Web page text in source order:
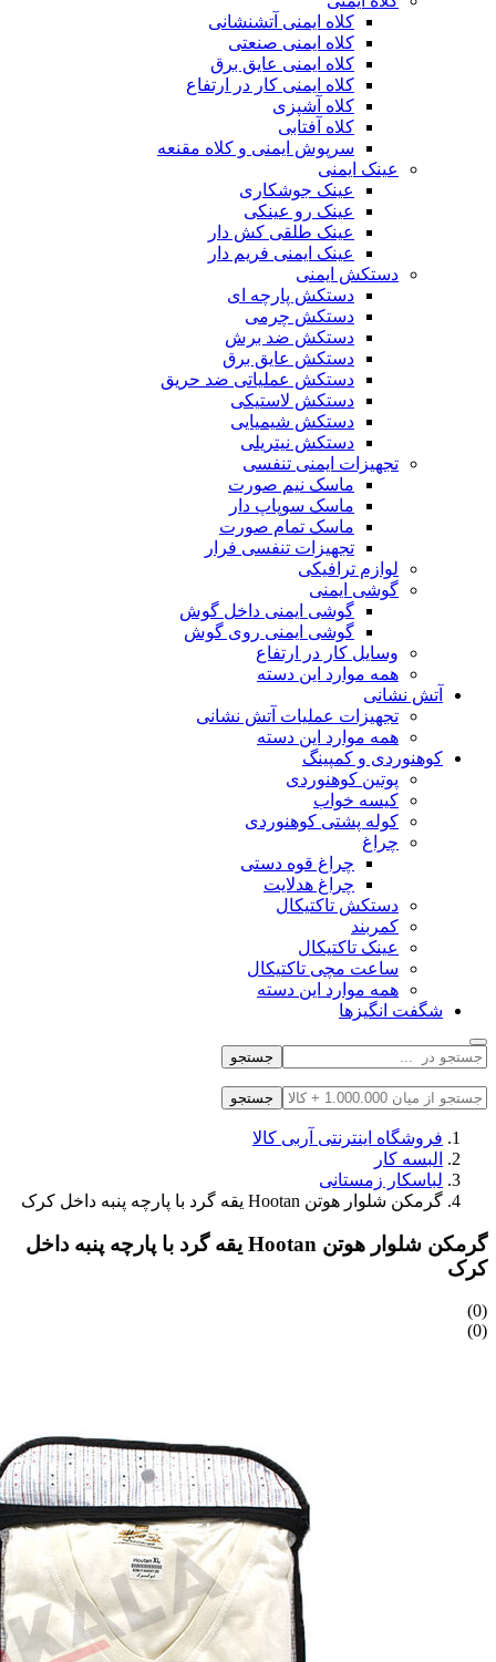
کلاه ایمنی آتشنشانی
کلاه ایمنی صنعتی
کلاه ایمنی عایق برق
کلاه ایمنی کار در ارتفاع
کلاه آشپزی
کلاه آفتابی
سرپوش ایمنی و کلاه مقنعه
عینک ایمنی
عینک جوشکاری
عینک رو عینکی
عینک طلقی کش دار
عینک ایمنی فریم دار
دستکش ایمنی
دستکش پارچه ای
دستکش چرمی
دستکش ضد برش
دستکش عایق برق
دستکش عملیاتی ضد حریق
دستکش لاستیکی
دستکش شیمیایی
دستکش نیتریلی
تجهیزات ایمنی تنفسی
ماسک نیم صورت
ماسک سوپاپ دار
ماسک تمام صورت
تجهیزات تنفسی فرار
لوازم ترافیکی
گوشی ایمنی
گوشی ایمنی داخل گوش
گوشی ایمنی روی گوش
وسایل کار در ارتفاع
همه موارد این دسته
آتش نشانی
تجهیزات عملیات آتش نشانی
همه موارد این دسته
کوهنوردی و کمپینگ
پوتین کوهنوردی
کیسه خواب
کوله پشتی کوهنوردی
چراغ
چراغ قوه دستی
چراغ هدلایت
دستکش تاکتیکال
کمربند
عینک تاکتیکال
ساعت مچی تاکتیکال
همه موارد این دسته
شگفت انگیزها
جستجو
جستجو
فروشگاه اینترنتی آربی کالا
البسه کار
لباسکار زمستانی
گرمکن شلوار هوتن Hootan یقه گرد با پارچه پنبه داخل کرک
گرمکن شلوار هوتن Hootan یقه گرد با پارچه پنبه داخل
کرک
(0)
(0)